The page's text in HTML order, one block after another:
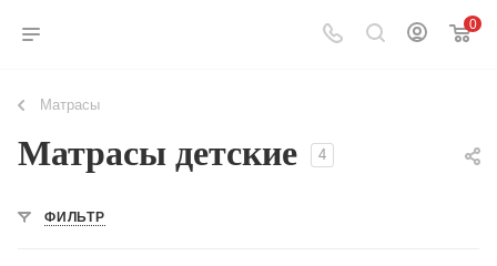
0
Матрасы
Матрасы детские 4
ФИЛЬТР